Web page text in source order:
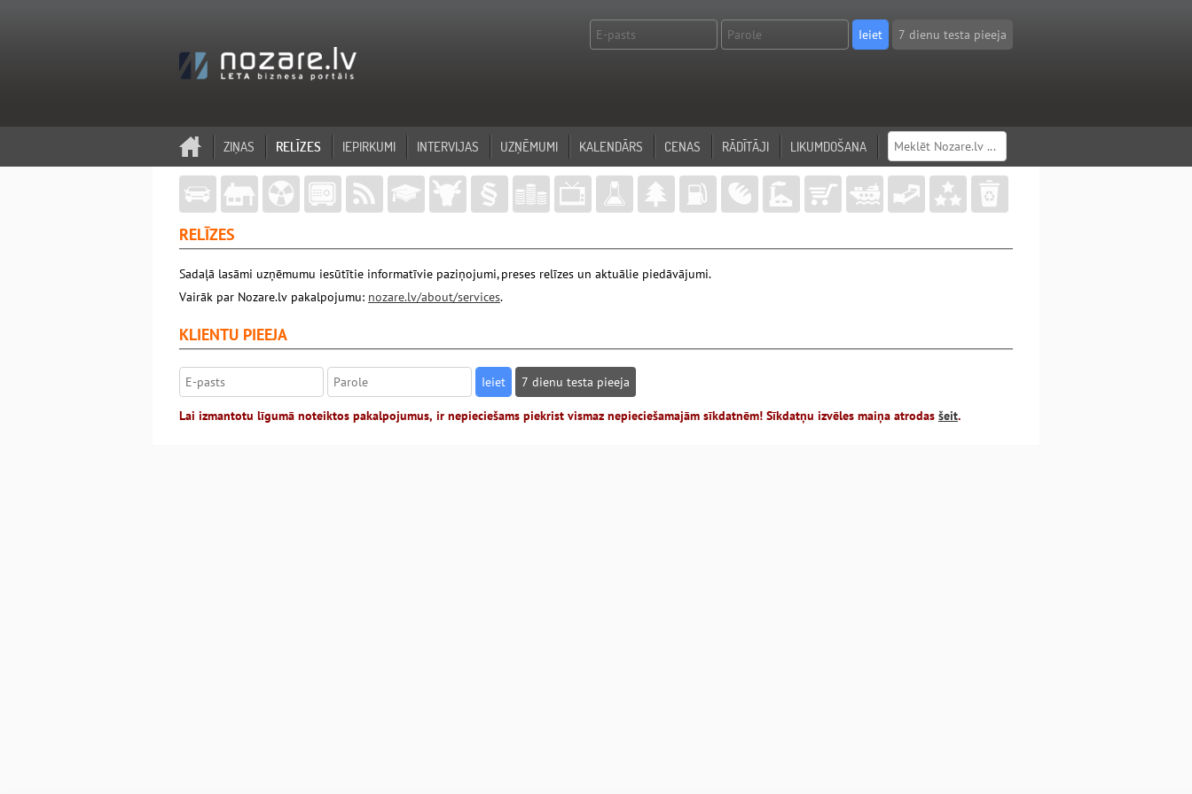
7 dienu testa pieeja
ZIŅAS RELĪZES IEPIRKUMI INTERVIJAS UZŅĒMUMI KALENDĀRS CENAS RĀDĪTĀJI LIKUMDOŠANA
RELĪZES
Sadaļā lasāmi uzņēmumu iesūtītie informatīvie paziņojumi, preses relīzes un aktuālie piedāvājumi.
Vairāk par Nozare.lv pakalpojumu: nozare.lv/about/services.
KLIENTU PIEEJA
7 dienu testa pieeja
Lai izmantotu līgumā noteiktos pakalpojumus, ir nepieciešams piekrist vismaz nepieciešamajām sīkdatnēm! Sīkdatņu izvēles maiņa atrodas šeit.